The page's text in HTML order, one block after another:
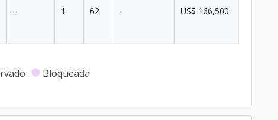
- 1 62 - US$ 166,500
Bloqueada